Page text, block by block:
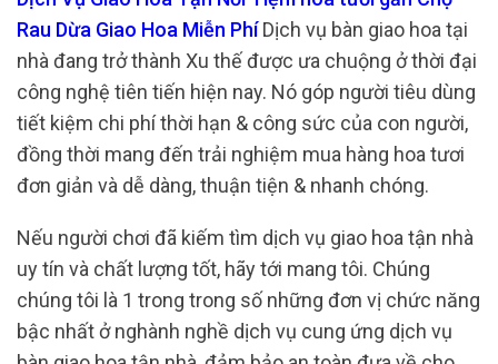
Rau Dừa Giao Hoa Miễn PhíDịch vụ bàn giao hoa tại
nhà đang trở thành Xu thế được ưa chuộng ở thời đại
công nghệ tiên tiến hiện nay. Nó góp người tiêu dùng
tiết kiệm chi phí thời hạn & công sức của con người,
đồng thời mang đến trải nghiệm mua hàng hoa tươi
đơn giản và dễ dàng, thuận tiện & nhanh chóng.
Nếu người chơi đã kiếm tìm dịch vụ giao hoa tận nhà
uy tín và chất lượng tốt, hãy tới mang tôi. Chúng
chúng tôi là 1 trong trong số những đơn vị chức năng
bậc nhất ở nghành nghề dịch vụ cung ứng dịch vụ